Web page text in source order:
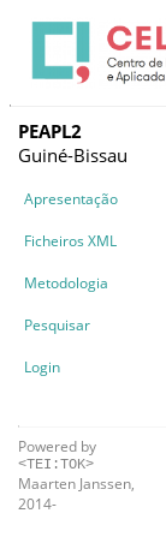
PEAPL2
Guiné-Bissau
Apresentação
Ficheiros XML
Metodologia
Pesquisar
Login
Powered by
<TEI:TOK>
Maarten Janssen,
2014-